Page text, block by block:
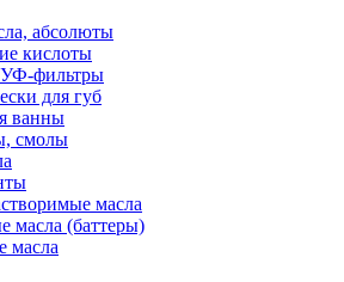
абсолюты
кислоты
фильтры
для губ
ванны
смолы
масла
масла (баттеры)
масла